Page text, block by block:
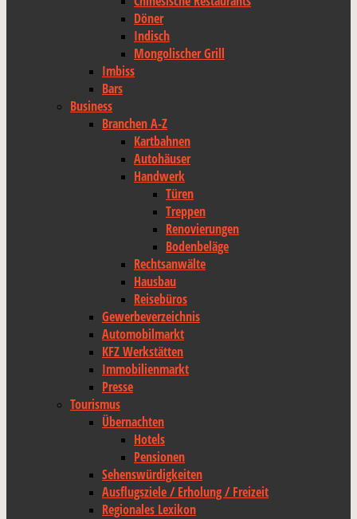
Döner
Indisch
Mongolischer Grill
Imbiss
Bars
Business
Branchen A-Z
Kartbahnen
Autohäuser
Handwerk
Türen
Treppen
Renovierungen
Bodenbeläge
Rechtsanwälte
Hausbau
Reisebüros
Gewerbeverzeichnis
Automobilmarkt
KFZ Werkstätten
Immobilienmarkt
Presse
Tourismus
Übernachten
Hotels
Pensionen
Sehenswürdigkeiten
Ausflugsziele / Erholung / Freizeit
Regionales Lexikon